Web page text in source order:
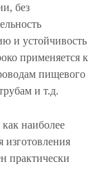
без
и устойчивость
применяется к
пищевого
и т.д.
наиболее
практически